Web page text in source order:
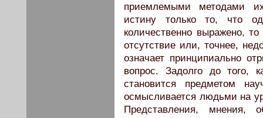
приемлемыми методами
истину только то, что
количественно выражено,
отсутствие или, точнее,
означает принципиально
вопрос. Задолго до того,
становится предметом
осмысливается людьми на
Представления, мнения,